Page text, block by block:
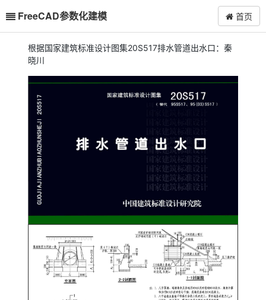
FreeCAD参数化建模 首页
根据国家建筑标准设计图集20S517排水管道出水口：秦
晓川